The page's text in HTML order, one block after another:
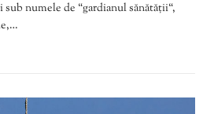
numele de “gardianul sănătății“,